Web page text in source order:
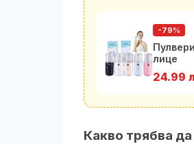
-79%
лице
24.99
Какво трябва